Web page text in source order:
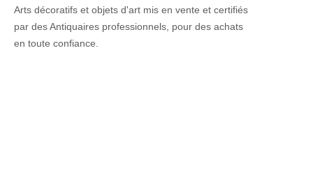
Arts décoratifs et objets d'art mis en vente et certifiés
par des Antiquaires professionnels, pour des achats
en toute confiance.